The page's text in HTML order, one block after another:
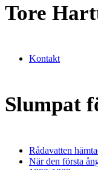
Tore
Kontakt
Slumpat
Rådavatten
När den första